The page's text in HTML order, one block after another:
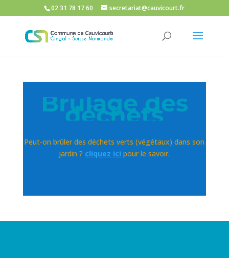
02 31 78 17 60 secretariat@cauvicourt.fr
Brûlage des
déchets
Peut-on brûler des déchets verts (végétaux) dans son
jardin ? cliquez ici pour le savoir.